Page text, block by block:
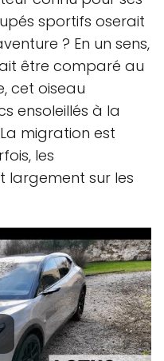
sportifs oserait
? En un sens,
être comparé au
cet oiseau
ensoleillés à la
migration est
les
largement sur les